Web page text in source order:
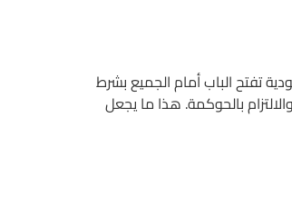
تفتح الباب أمام الجميع بشرط
بالحوكمة. هذا ما يجعل